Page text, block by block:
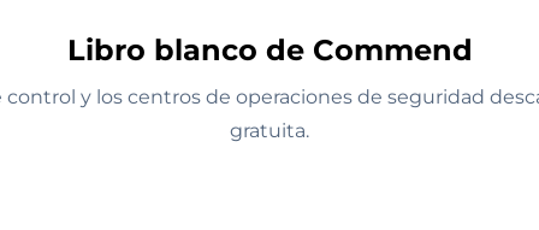
Libro blanco de Commend
y los centros de operaciones de seguridad
gratuita.